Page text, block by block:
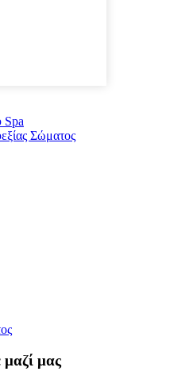
Spa
Σώματος
μαζί μας